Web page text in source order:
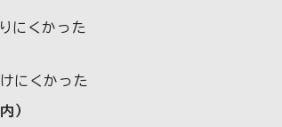
にくかった
にくかった
）